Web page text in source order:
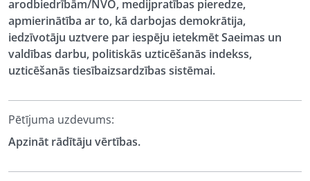
arodbiedrībām/NVO, medijpratības pieredze,
apmierinātība ar to, kā darbojas demokrātija,
iedzīvotāju uztvere par iespēju ietekmēt Saeimas un
valdības darbu, politiskās uzticēšanās indekss,
uzticēšanās tiesībaizsardzības sistēmai.
Pētījuma uzdevums:
Apzināt rādītāju vērtības.